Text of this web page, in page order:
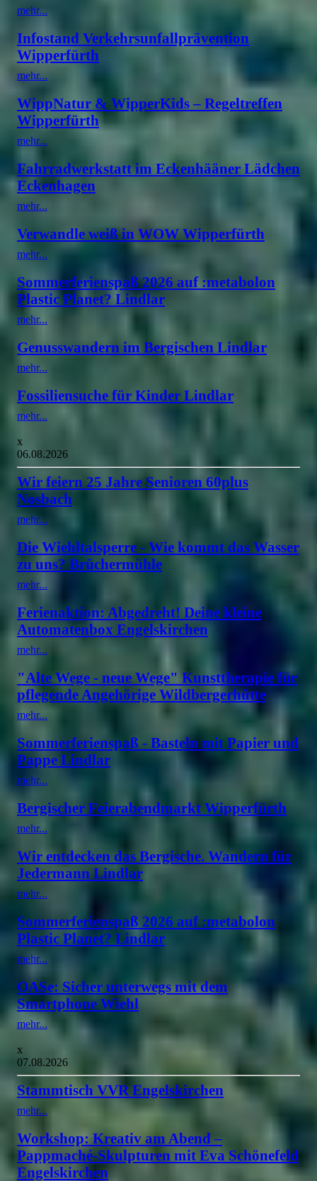
mehr...
Infostand Verkehrsunfallprävention
Wipperfürth
mehr...
WippNatur & WipperKids – Regeltreffen
Wipperfürth
mehr...
Fahrradwerkstatt im Eckenhääner Lädchen
Eckenhagen
mehr...
Verwandle weiß in WOW Wipperfürth
mehr...
Sommerferienspaß 2026 auf :metabolon
Plastic Planet? Lindlar
mehr...
Genusswandern im Bergischen Lindlar
mehr...
Fossiliensuche für Kinder Lindlar
mehr...
x
06.08.2026
Wir feiern 25 Jahre Senioren 60plus
Nosbach
mehr...
Die Wiehltalsperre - Wie kommt das Wasser
zu uns? Brüchermühle
mehr...
Ferienaktion: Abgedreht! Deine kleine
Automatenbox Engelskirchen
mehr...
"Alte Wege - neue Wege" Kunsttherapie für
pflegende Angehörige Wildbergerhütte
mehr...
Sommerferienspaß - Basteln mit Papier und
Pappe Lindlar
mehr...
Bergischer Feierabendmarkt Wipperfürth
mehr...
Wir entdecken das Bergische. Wandern für
Jedermann Lindlar
mehr...
Sommerferienspaß 2026 auf :metabolon
Plastic Planet? Lindlar
mehr...
OASe: Sicher unterwegs mit dem
Smartphone Wiehl
mehr...
x
07.08.2026
Stammtisch VVR Engelskirchen
mehr...
Workshop: Kreativ am Abend –
Pappmaché-Skulpturen mit Eva Schönefeld
Engelskirchen